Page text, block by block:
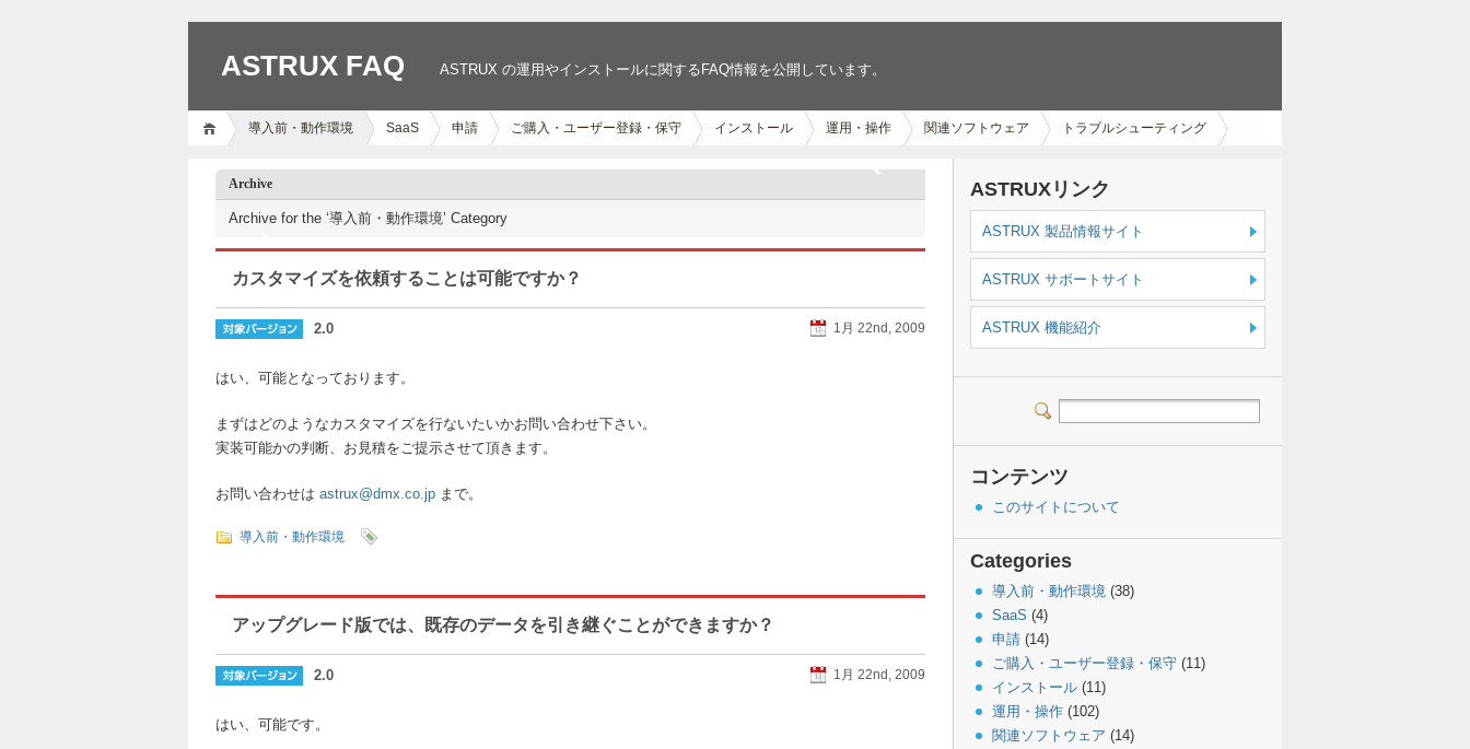
ASTRUX FAQ ASTRUX の運用やインストールに関するFAQ情報を公開しています。
導入前・動作環境 SaaS 申請 ご購入・ユーザー登録・保守 インストール 運用・操作 関連ソフトウェア トラブルシューティング
Archive
Archive for the ‘導入前・動作環境’ Category
カスタマイズを依頼することは可能ですか？
1月 22nd, 2009
2.0
はい、可能となっております。
まずはどのようなカスタマイズを行ないたいかお問い合わせ下さい。
実装可能かの判断、お見積をご提示させて頂きます。
お問い合わせは astrux@dmx.co.jp まで。
導入前・動作環境
アップグレード版では、既存のデータを引き継ぐことができますか？
1月 22nd, 2009
2.0
はい、可能です。
ASTRUXリンク
ASTRUX 製品情報サイト
ASTRUX サポートサイト
ASTRUX 機能紹介
コンテンツ
このサイトについて
Categories
導入前・動作環境 (38)
SaaS (4)
申請 (14)
ご購入・ユーザー登録・保守 (11)
インストール (11)
運用・操作 (102)
関連ソフトウェア (14)